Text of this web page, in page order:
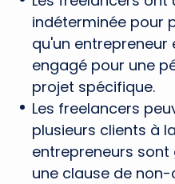
indéterminée pour
qu'un
engagé pour une
projet spécifique.
Les freelancers
plusieurs clients à
entrepreneurs
une clause de